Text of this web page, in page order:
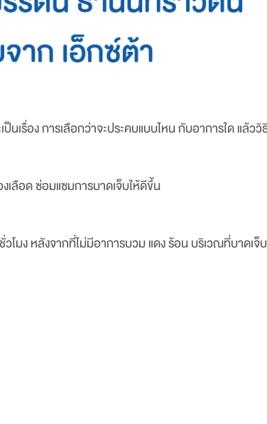
รื่อง การเลือกว่าจะประคบแบบไหน กับอาการใด แล้ว
เลือด ซ่อมแซมการบาดเจ็บให้ดีขึ้น
โมง หลังจากที่ไม่มีอาการบวม แดง ร้อน บริเวณที่บาดเจ็บ